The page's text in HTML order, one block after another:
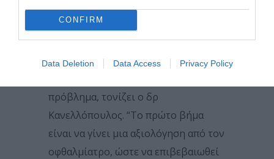
CONFIRM
Data Deletion Data Access Privacy Policy
μάσκα (αυτή είναι μία αυξανόμενη
τάση κατά την πανδημία).
Ευτυχώς, με μερικά απλά μέτρα
πρόβλημα, τονίζει ο δρ
Κανελλόπουλος. “Το πρώτο βήμα
είναι να γίνει μια αξιολόγηση από τον
οφθαλμίατρο, ώστε να επιβεβαιωθεί